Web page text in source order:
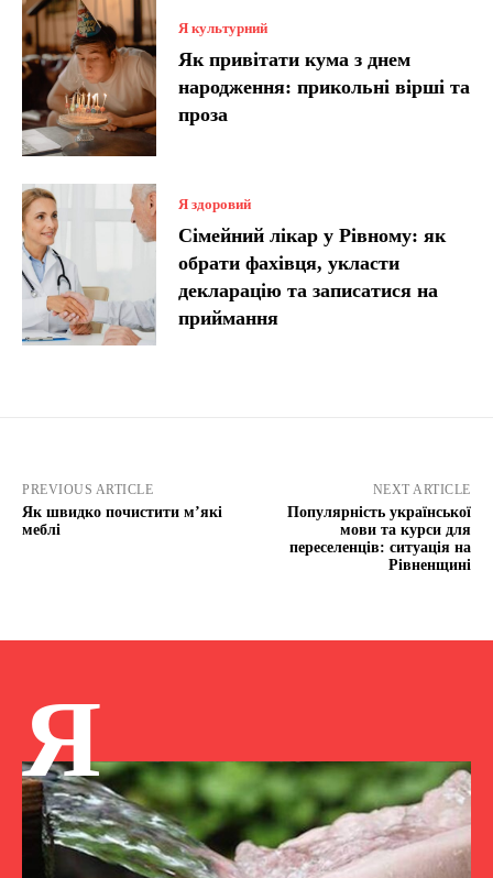
Я культурний
Як привітати кума з днем
народження: прикольні вірші та
проза
Я здоровий
Сімейний лікар у Рівному: як
обрати фахівця, укласти
декларацію та записатися на
приймання
PREVIOUS ARTICLE
Як швидко почистити м’які
меблі
NEXT ARTICLE
Популярність української
мови та курси для
переселенців: ситуація на
Рівненщині
Я